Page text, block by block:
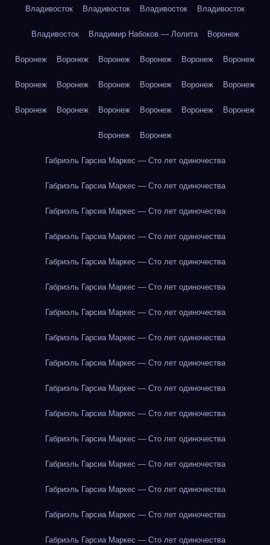
Владивосток Владивосток Владивосток Владивосток
Владивосток Владимир Набоков — Лолита Воронеж
Воронеж Воронеж Воронеж Воронеж Воронеж Воронеж
Воронеж Воронеж Воронеж Воронеж Воронеж Воронеж
Воронеж Воронеж Воронеж Воронеж Воронеж Воронеж
Воронеж Воронеж
Габриэль Гарсиа Маркес — Сто лет одиночества
Габриэль Гарсиа Маркес — Сто лет одиночества
Габриэль Гарсиа Маркес — Сто лет одиночества
Габриэль Гарсиа Маркес — Сто лет одиночества
Габриэль Гарсиа Маркес — Сто лет одиночества
Габриэль Гарсиа Маркес — Сто лет одиночества
Габриэль Гарсиа Маркес — Сто лет одиночества
Габриэль Гарсиа Маркес — Сто лет одиночества
Габриэль Гарсиа Маркес — Сто лет одиночества
Габриэль Гарсиа Маркес — Сто лет одиночества
Габриэль Гарсиа Маркес — Сто лет одиночества
Габриэль Гарсиа Маркес — Сто лет одиночества
Габриэль Гарсиа Маркес — Сто лет одиночества
Габриэль Гарсиа Маркес — Сто лет одиночества
Габриэль Гарсиа Маркес — Сто лет одиночества
Габриэль Гарсиа Маркес — Сто лет одиночества